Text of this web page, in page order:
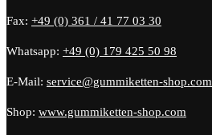
Fax: +49 (0) 361 / 41 77 03 30
Whatsapp: +49 (0) 179 425 50 98
E-Mail: service@gummiketten-shop.com
Shop: www.gummiketten-shop.com